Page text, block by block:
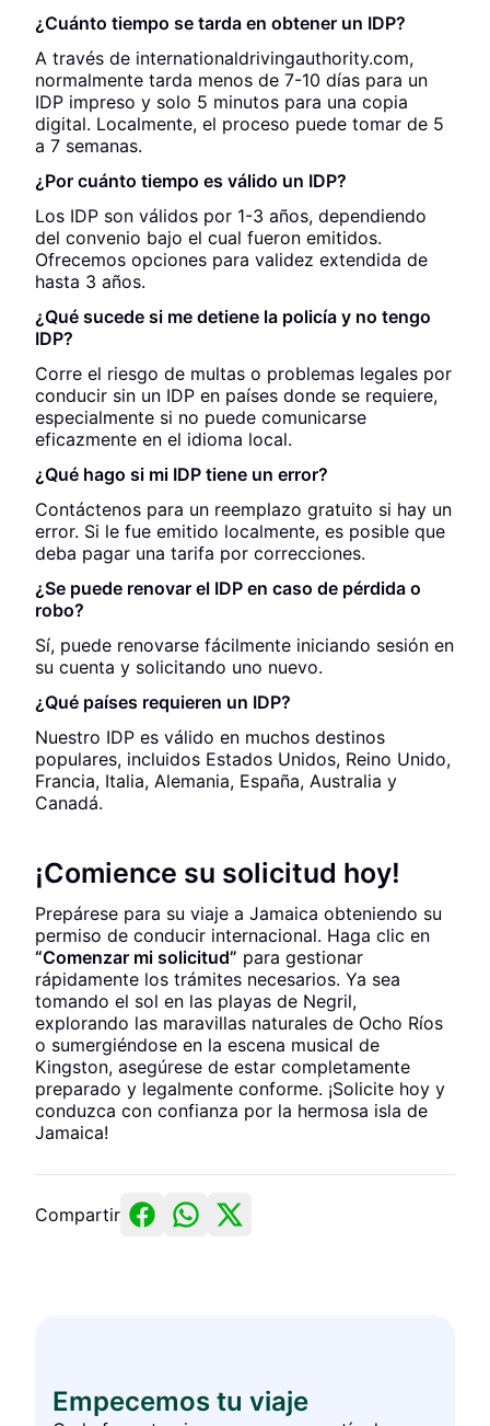
¿Cuánto tiempo se tarda en obtener un IDP?
A través de internationaldrivingauthority.com,
normalmente tarda menos de 7-10 días para un
IDP impreso y solo 5 minutos para una copia
digital. Localmente, el proceso puede tomar de 5
a 7 semanas.
¿Por cuánto tiempo es válido un IDP?
Los IDP son válidos por 1-3 años, dependiendo
del convenio bajo el cual fueron emitidos.
Ofrecemos opciones para validez extendida de
hasta 3 años.
¿Qué sucede si me detiene la policía y no tengo
IDP?
Corre el riesgo de multas o problemas legales por
conducir sin un IDP en países donde se requiere,
especialmente si no puede comunicarse
eficazmente en el idioma local.
¿Qué hago si mi IDP tiene un error?
Contáctenos para un reemplazo gratuito si hay un
error. Si le fue emitido localmente, es posible que
deba pagar una tarifa por correcciones.
¿Se puede renovar el IDP en caso de pérdida o
robo?
Sí, puede renovarse fácilmente iniciando sesión en
su cuenta y solicitando uno nuevo.
¿Qué países requieren un IDP?
Nuestro IDP es válido en muchos destinos
populares, incluidos Estados Unidos, Reino Unido,
Francia, Italia, Alemania, España, Australia y
Canadá.
¡Comience su solicitud hoy!
Prepárese para su viaje a Jamaica obteniendo su
permiso de conducir internacional. Haga clic en
“Comenzar mi solicitud” para gestionar
rápidamente los trámites necesarios. Ya sea
tomando el sol en las playas de Negril,
explorando las maravillas naturales de Ocho Ríos
o sumergiéndose en la escena musical de
Kingston, asegúrese de estar completamente
preparado y legalmente conforme. ¡Solicite hoy y
conduzca con confianza por la hermosa isla de
Jamaica!
Compartir
Empecemos tu viaje